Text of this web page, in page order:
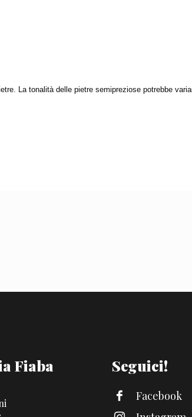
La tonalità delle pietre semipreziose potrebbe
Fiaba Seguici!
Facebook